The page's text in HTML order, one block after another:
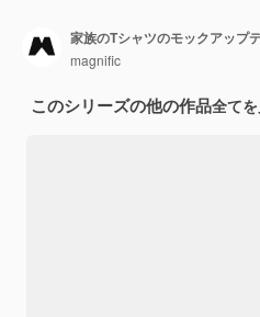
家族のTシャツのモックアップ
magnific
このシリーズの他の作品全て